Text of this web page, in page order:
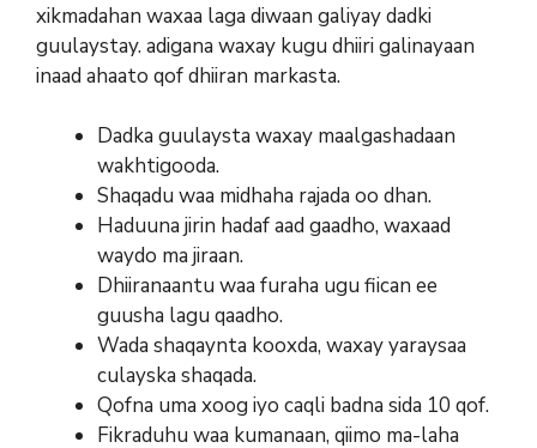
xikmadahan waxaa laga diwaan galiyay dadki
guulaystay. adigana waxay kugu dhiiri galinayaan
inaad ahaato qof dhiiran markasta.
Dadka guulaysta waxay maalgashadaan
wakhtigooda.
Shaqadu waa midhaha rajada oo dhan.
Haduuna jirin hadaf aad gaadho, waxaad
waydo ma jiraan.
Dhiiranaantu waa furaha ugu fiican ee
guusha lagu qaadho.
Wada shaqaynta kooxda, waxay yaraysaa
culayska shaqada.
Qofna uma xoog iyo caqli badna sida 10 qof.
Fikraduhu waa kumanaan, qiimo ma-laha